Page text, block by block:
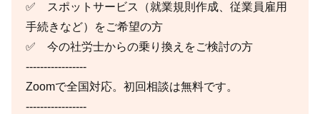
✅ スポットサービス（就業規則作成、従業員雇用
手続きなど）をご希望の方
✅ 今の社労士からの乗り換えをご検討の方
-----------------
Zoomで全国対応。初回相談は無料です。
-----------------